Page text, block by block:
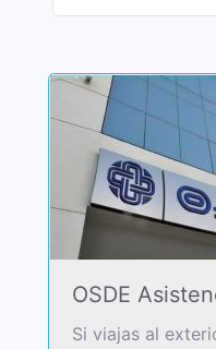
OSDE
Si viajas al